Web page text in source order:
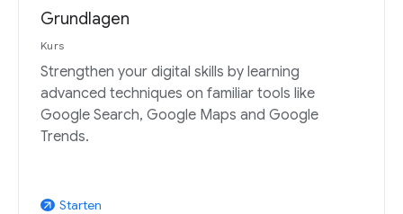
Grundlagen
Kurs
Strengthen your digital skills by learning
advanced techniques on familiar tools like
Google Search, Google Maps and Google
Trends.
arrow_outward Starten